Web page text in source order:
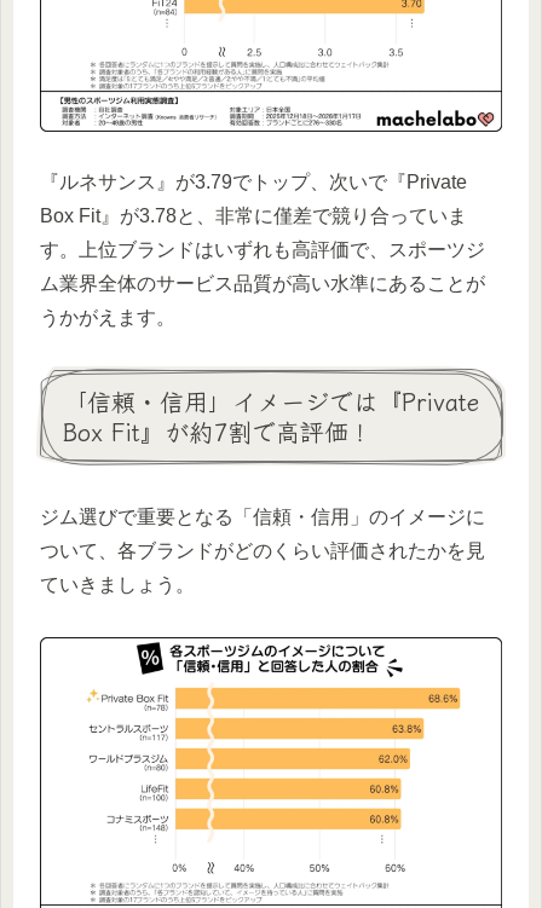
『ルネサンス』が3.79でトップ、次いで『Private
Box Fit』が3.78と、非常に僅差で競り合っていま
す。上位ブランドはいずれも高評価で、スポーツジ
ム業界全体のサービス品質が高い水準にあることが
うかがえます。
「信頼・信用」イメージでは『Private
Box Fit』が約7割で高評価！
ジム選びで重要となる「信頼・信用」のイメージに
ついて、各ブランドがどのくらい評価されたかを見
ていきましょう。